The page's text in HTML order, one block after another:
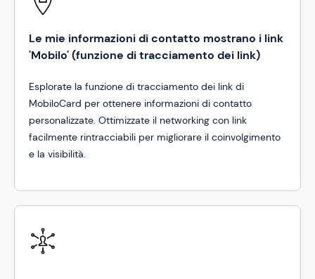
Le mie informazioni di contatto mostrano i link
'Mobilo' (funzione di tracciamento dei link)
Esplorate la funzione di tracciamento dei link di
MobiloCard per ottenere informazioni di contatto
personalizzate. Ottimizzate il networking con link
facilmente rintracciabili per migliorare il coinvolgimento
e la visibilità.